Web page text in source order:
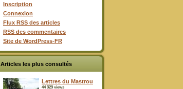
Inscription
Connexion
Flux RSS des articles
RSS des commentaires
Site de WordPress-FR
Articles les plus consultés
Lettres du Mastrou
44 329 views